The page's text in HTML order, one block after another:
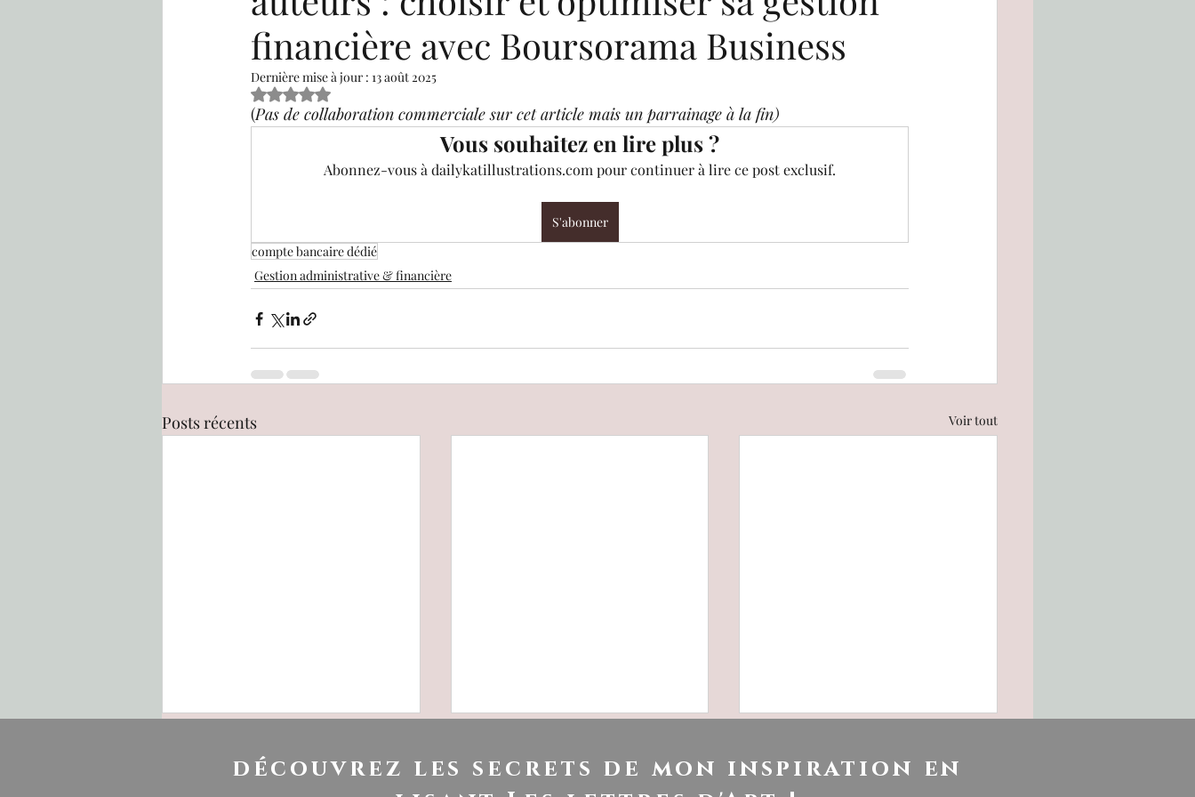
Gestion administrative & financière Mastermind Challenges créatifs Boutique
Presse Surprise Dates disponibles
Guide pour artistes : accès libre
financière avec Boursorama Business
Dernière mise à jour : 13 août 2025
Noté NaN étoiles sur 5.
(Pas de collaboration commerciale sur cet article mais un parrainage à la fin)
Vous souhaitez en lire plus ?
Abonnez-vous à dailykatillustrations.com pour continuer à lire ce post exclusif.
S'abonner
compte bancaire dédié
Gestion administrative & financière
Posts récents Voir tout
découvrez les secrets de mon inspiration en